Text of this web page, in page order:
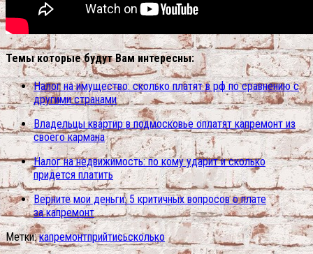
Темы которые будут Вам интересны:
Налог на имущество: сколько платят в рф по сравнению с
другими странами
Владельцы квартир в подмосковье оплатят капремонт из
своего кармана
Налог на недвижимость: по кому ударит и сколько
придется платить
Верните мои деньги: 5 критичных вопросов о плате
за капремонт
Метки: капремонтприйтисьсколько